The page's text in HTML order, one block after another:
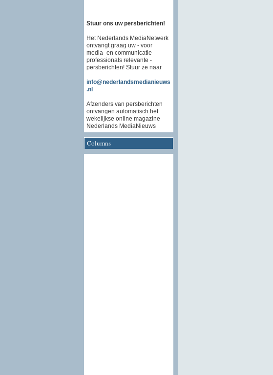
Stuur ons uw persberichten!
Het Nederlands MediaNetwerk
ontvangt graag uw - voor
media- en communicatie
professionals relevante -
persberichten! Stuur ze naar
info@nederlandsmedianieuws
.nl
Afzenders van persberichten
ontvangen automatisch het
wekelijkse online magazine
Nederlands MediaNieuws
Columns